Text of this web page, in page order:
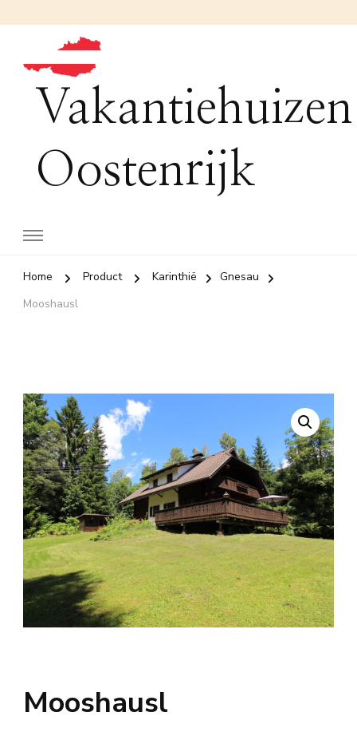
Vakantiehuizen
Oostenrijk
Home Product Karinthië
Gnesau
Mooshausl
Mooshausl